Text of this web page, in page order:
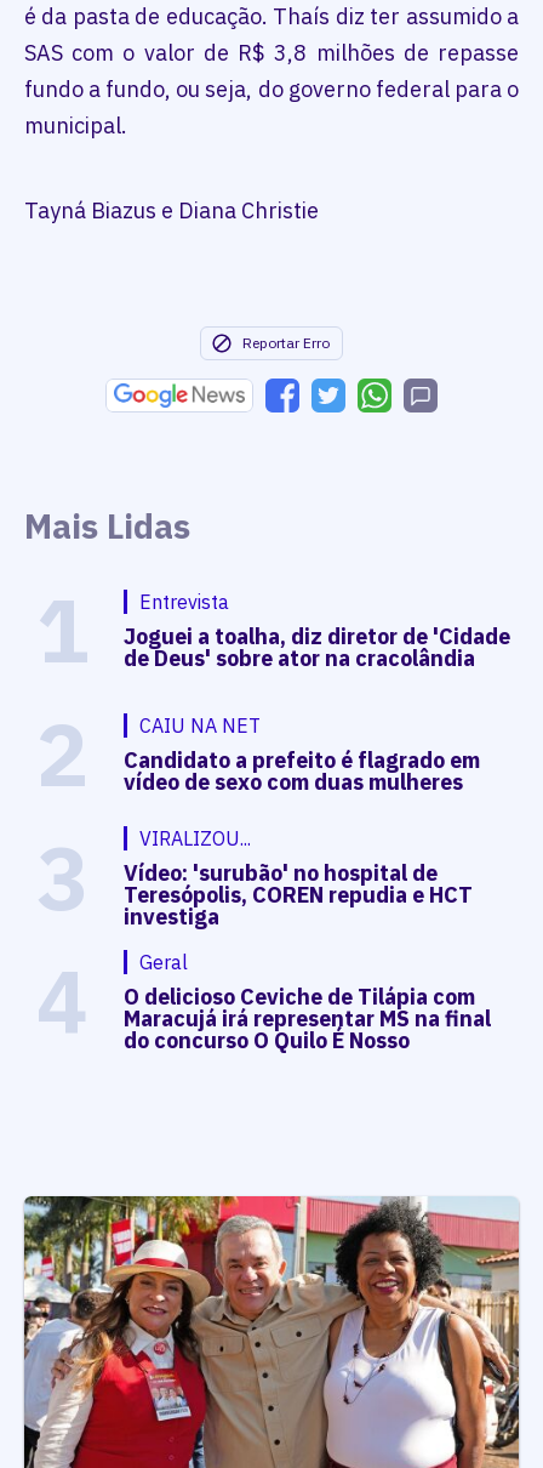
é da pasta de educação. Thaís diz ter assumido a
SAS com o valor de R$ 3,8 milhões de repasse
fundo a fundo, ou seja, do governo federal para o
municipal.
Tayná Biazus e Diana Christie
Reportar Erro
Mais Lidas
1 Entrevista
Joguei a toalha, diz diretor de 'Cidade
de Deus' sobre ator na cracolândia
2 CAIU NA NET
Candidato a prefeito é flagrado em
vídeo de sexo com duas mulheres
3 VIRALIZOU...
Vídeo: 'surubão' no hospital de
Teresópolis, COREN repudia e HCT
investiga
4 Geral
O delicioso Ceviche de Tilápia com
Maracujá irá representar MS na final
do concurso O Quilo É Nosso